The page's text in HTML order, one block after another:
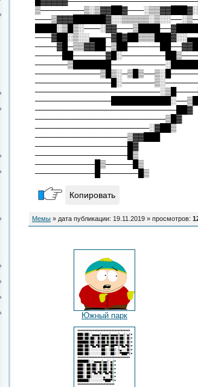
──────────────────────────██▓
────────────────────────▒█▓
─────────────────────░▓██▒
─────────────────▒▓▓███
─────────────────█▓
─────────────────█▒
───────────█▒─────█▒
───────────█───────█▒
Копировать
Мемы » дата публикации: 19.11.2019 » просмотров:
Южный парк